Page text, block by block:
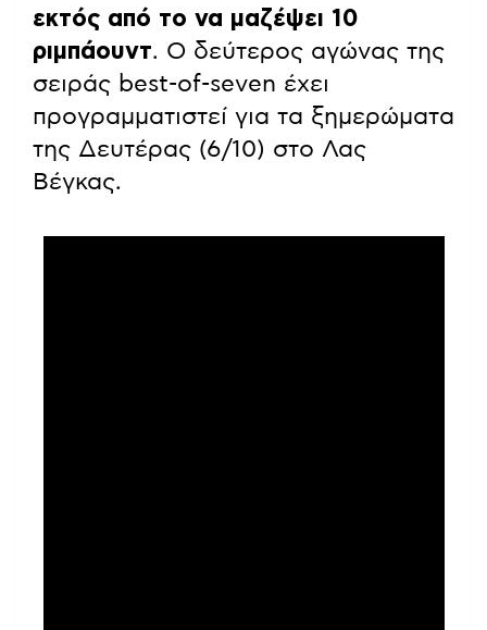
εκτός από το να μαζέψει 10
ριμπάουντ. Ο δεύτερος αγώνας της
σειράς best-of-seven έχει
προγραμματιστεί για τα ξημερώματα
της Δευτέρας (6/10) στο Λας
Βέγκας.